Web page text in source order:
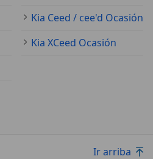
Kia Ceed / cee'd Ocasión
Kia XCeed Ocasión
Ir arriba